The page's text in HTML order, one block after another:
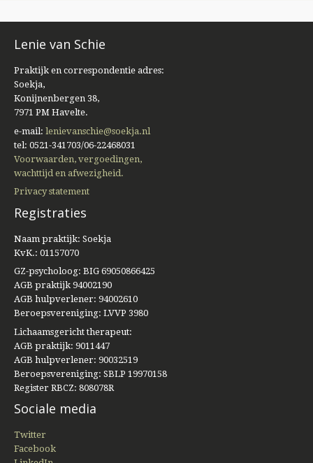
Lenie van Schie
Praktijk en correspondentie adres:
Soekja,
Konijnenbergen 38,
7971 PM Havelte.
e-mail: lenievanschie@soekja.nl
tel: 0521-341703/06-22468031
Voorwaarden, vergoedingen,
wachttijd en afwezigheid.
Privacy statement
Registraties
Naam praktijk: Soekja
KvK.: 01157070
GZ-psycholoog: BIG 69050866425
AGB praktijk 94002190
AGB hulpverlener: 94002610
Beroepsvereniging: LVVP 3980
Lichaamsgericht therapeut:
AGB praktijk: 9011447
AGB hulpverlener: 90032519
Beroepsvereniging: SBLP 19970158
Register RBCZ: 808078R
Sociale media
Twitter
Facebook